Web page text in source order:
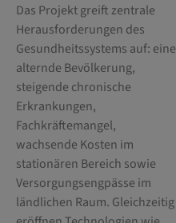
Das Projekt greift zentrale
Herausforderungen des
Gesundheitssystems auf: eine
alternde Bevölkerung,
steigende chronische
Erkrankungen,
Fachkräftemangel,
wachsende Kosten im
stationären Bereich sowie
Versorgungsengpässe im
ländlichen Raum. Gleichzeitig